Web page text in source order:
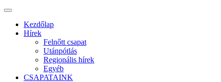
Kezdőlap
Hírek
Felnőtt csapat
Utánpótlás
Regionális hírek
Egyéb
CSAPATAINK